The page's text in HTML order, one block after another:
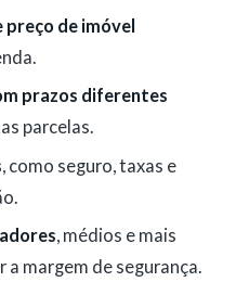
preço de imóvel
prazos diferentes
parcelas.
, como seguro, taxas e
, médios e mais
margem de segurança.